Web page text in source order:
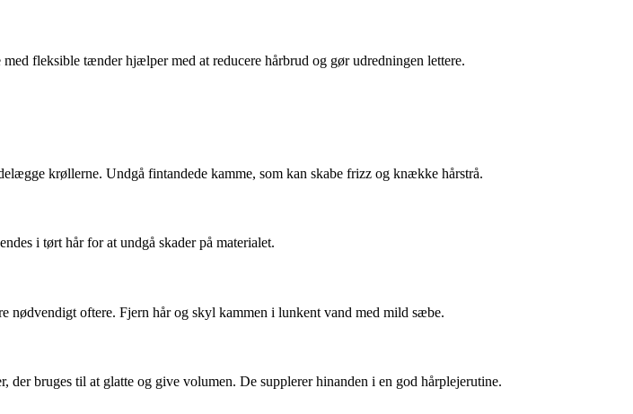
fleksible tænder hjælper med at reducere hårbrud og gør udredningen lettere.
krøllerne. Undgå fintandede kamme, som kan skabe frizz og knække hårstrå.
i tørt hår for at undgå skader på materialet.
oftere. Fjern hår og skyl kammen i lunkent vand med mild sæbe.
der bruges til at glatte og give volumen. De supplerer hinanden i en god hårplejerutine.